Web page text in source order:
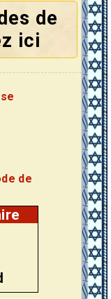
de
ici
de